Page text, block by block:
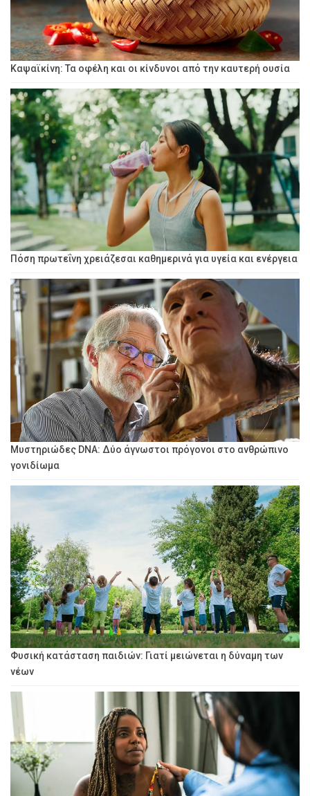
Καψαϊκίνη: Τα οφέλη και οι κίνδυνοι από την καυτερή ουσία
Πόση πρωτεΐνη χρειάζεσαι καθημερινά για υγεία και ενέργεια
Μυστηριώδες DNA: Δύο άγνωστοι πρόγονοι στο ανθρώπινο
γονιδίωμα
Φυσική κατάσταση παιδιών: Γιατί μειώνεται η δύναμη των
νέων